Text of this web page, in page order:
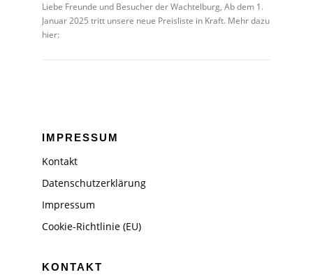
Liebe Freunde und Besucher der Wachtelburg, Ab dem 1.
Januar 2025 tritt unsere neue Preisliste in Kraft. Mehr dazu
hier:
IMPRESSUM
Kontakt
Datenschutzerklärung
Impressum
Cookie-Richtlinie (EU)
KONTAKT